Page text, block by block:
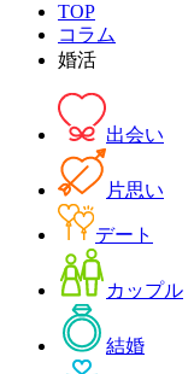
TOP
コラム
婚活
出会い
片思い
デート
カップル
結婚